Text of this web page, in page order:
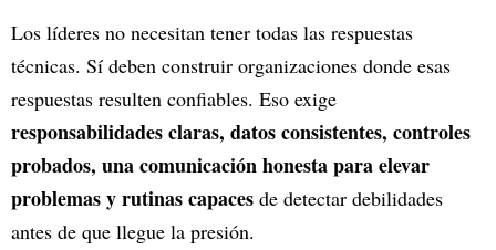
Los líderes no necesitan tener todas las respuestas
técnicas. Sí deben construir organizaciones donde esas
respuestas resulten confiables. Eso exige
responsabilidades claras, datos consistentes, controles
probados, una comunicación honesta para elevar
problemas y rutinas capaces de detectar debilidades
antes de que llegue la presión.